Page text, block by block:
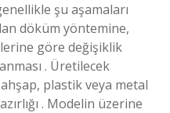
şu aşamaları
döküm yöntemine,
göre değişiklik
. Üretilecek
plastik veya metal
. Modelin üzerine